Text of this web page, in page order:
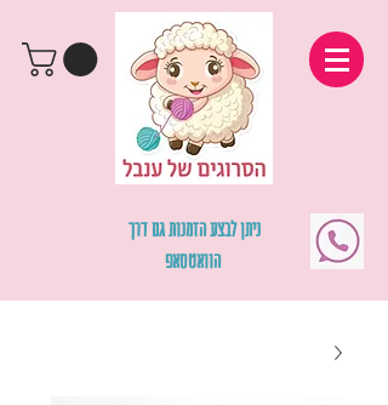
ניתן לבצע הזמנות גם דרך
הוואטסאפ